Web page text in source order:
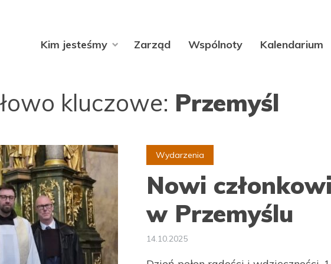
Kim jesteśmy Zarząd Wspólnoty Kalendarium
kluczowe: Przemyśl
Wydarzenia
Nowi
w Przemyślu
14.10.2025